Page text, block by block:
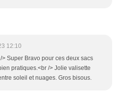
12:10
Super Bravo pour ces deux sacs
pratiques.<br /> Jolie valisette
soleil et nuages. Gros bisous.